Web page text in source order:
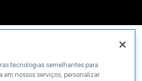
tecnologias semelhantes para
em nossos serviços, personalizar